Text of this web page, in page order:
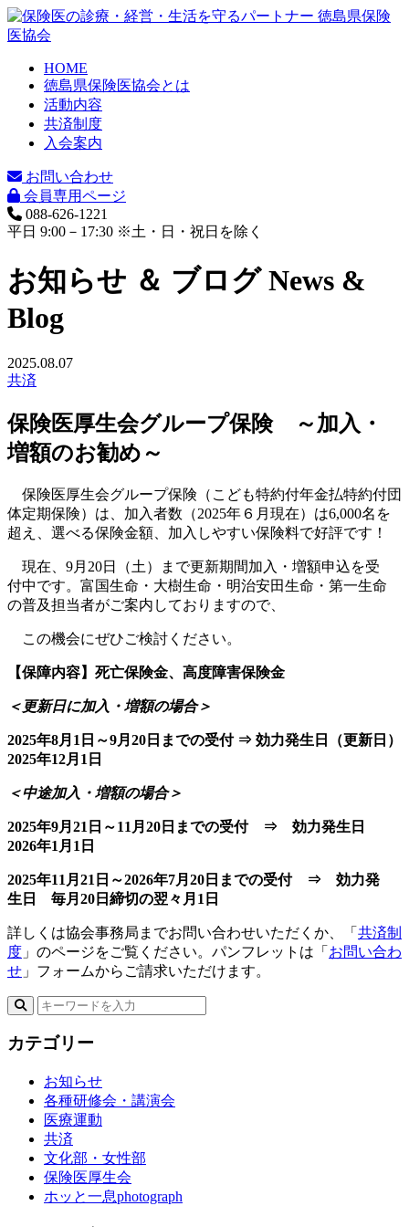
HOME
徳島県保険医協会とは
活動内容
共済制度
入会案内
お問い合わせ
会員専用ページ
088-626-1221
平日 9:00－17:30 ※土・日・祝日を除く
お知らせ ＆ ブログ News &
Blog
2025.08.07
共済
保険医厚生会グループ保険 ～加入・
増額のお勧め～
保険医厚生会グループ保険（こども特約付年金払特約付団
体定期保険）は、加入者数（2025年６月現在）は6,000名を
超え、選べる保険金額、加入しやすい保険料で好評です！
現在、9月20日（土）まで更新期間加入・増額申込を受
付中です。富国生命・大樹生命・明治安田生命・第一生命
の普及担当者がご案内しておりますので、
この機会にぜひご検討ください。
【保障内容】死亡保険金、高度障害保険金
＜更新日に加入・増額の場合＞
2025年8月1日～9月20日までの受付 ⇒ 効力発生日（更新日）
2025年12月1日
＜中途加入・増額の場合＞
2025年9月21日～11月20日までの受付 ⇒ 効力発生日
2026年1月1日
2025年11月21日～2026年7月20日までの受付 ⇒ 効力発
生日 毎月20日締切の翌々月1日
詳しくは協会事務局までお問い合わせいただくか、「 共済制
度 」のページをご覧ください。パンフレットは「 お問い合わ
せ 」フォームからご請求いただけます。
カテゴリー
お知らせ
各種研修会・講演会
医療運動
共済
文化部・女性部
保険医厚生会
ホッと一息photograph